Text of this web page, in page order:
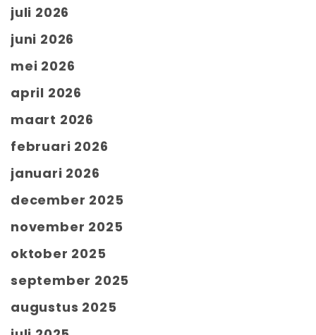
juli 2026
juni 2026
mei 2026
april 2026
maart 2026
februari 2026
januari 2026
december 2025
november 2025
oktober 2025
september 2025
augustus 2025